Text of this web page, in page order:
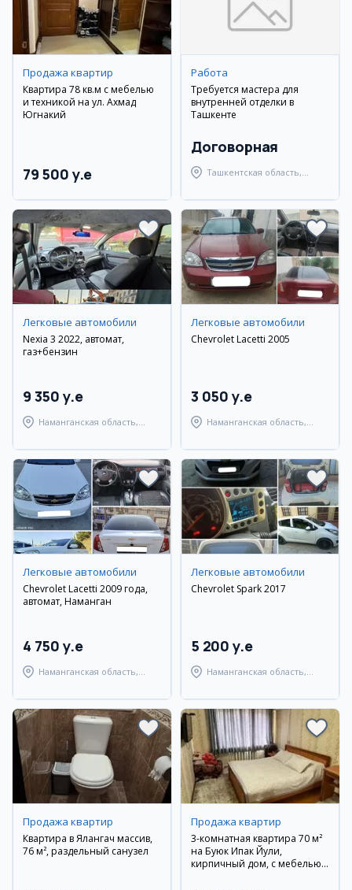
Продажа квартир
Квартира 78 кв.м с мебелью
и техникой на ул. Ахмад
Югнакий
79 500 y.e
Работа
Требуется мастера для
внутренней отделки в
Ташкенте
Договорная
Ташкентская область,
Легковые автомобили
Nexia 3 2022, автомат,
газ+бензин
9 350 y.e
Наманганская область,
Легковые автомобили
Chevrolet Lacetti 2005
3 050 y.e
Наманганская область,
Легковые автомобили
Chevrolet Lacetti 2009 года,
автомат, Наманган
4 750 y.e
Наманганская область,
Легковые автомобили
Chevrolet Spark 2017
5 200 y.e
Наманганская область,
Продажа квартир
Квартира в Ялангач массив,
76 м², раздельный санузел
Продажа квартир
3-комнатная квартира 70 м²
на Буюк Ипак Йули,
кирпичный дом, с мебелью